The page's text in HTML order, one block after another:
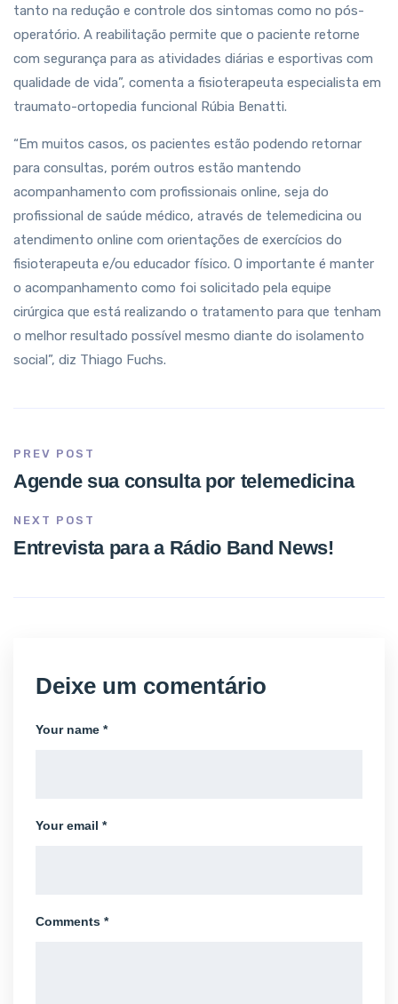
tanto na redução e controle dos sintomas como no pós-
operatório. A reabilitação permite que o paciente retorne
com segurança para as atividades diárias e esportivas com
qualidade de vida”, comenta a fisioterapeuta especialista em
traumato-ortopedia funcional Rúbia Benatti.
“Em muitos casos, os pacientes estão podendo retornar
para consultas, porém outros estão mantendo
acompanhamento com profissionais online, seja do
profissional de saúde médico, através de telemedicina ou
atendimento online com orientações de exercícios do
fisioterapeuta e/ou educador físico. O importante é manter
o acompanhamento como foi solicitado pela equipe
cirúrgica que está realizando o tratamento para que tenham
o melhor resultado possível mesmo diante do isolamento
social”, diz Thiago Fuchs.
PREV POST
Agende sua consulta por telemedicina
NEXT POST
Entrevista para a Rádio Band News!
Deixe um comentário
Your name *
Your email *
Comments *